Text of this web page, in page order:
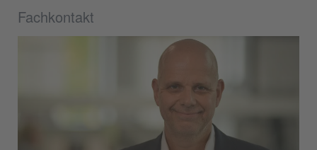
Fachkontakt